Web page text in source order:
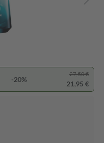
-20%
27,50 €
21,95 €